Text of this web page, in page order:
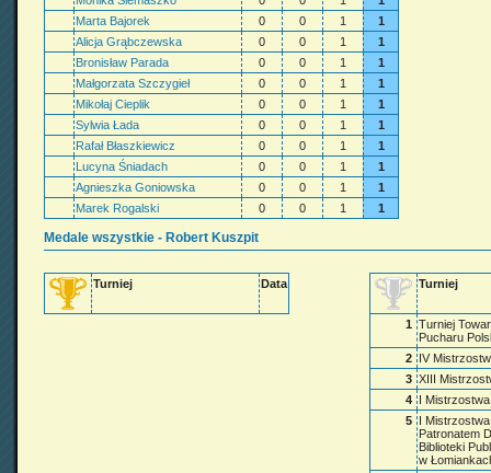
Marta Bajorek
0 0 1
1
Alicja Grąbczewska
0 0 1
1
Bronisław Parada
0 0 1
1
Małgorzata Szczygieł
0 0 1
1
Mikołaj Cieplik
0 0 1
1
Sylwia Łada
0 0 1
1
Rafał Błaszkiewicz
0 0 1
1
Lucyna Śniadach
0 0 1
1
Agnieszka Goniowska
0 0 1
1
Marek Rogalski
0 0 1 1
Medale wszystkie - Robert Kuszpit
Turniej Data Turniej
1 Turniej
Pucharu
2 IV
3 XIII
4 I
5 I
Patronatem
Biblioteki
w